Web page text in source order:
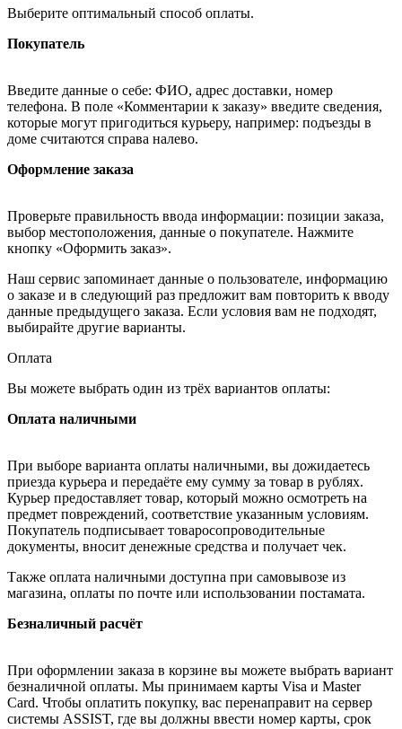
Выберите оптимальный способ оплаты.
Покупатель
Введите данные о себе: ФИО, адрес доставки, номер
телефона. В поле «Комментарии к заказу» введите сведения,
которые могут пригодиться курьеру, например: подъезды в
доме считаются справа налево.
Оформление заказа
Проверьте правильность ввода информации: позиции заказа,
выбор местоположения, данные о покупателе. Нажмите
кнопку «Оформить заказ».
Наш сервис запоминает данные о пользователе, информацию
о заказе и в следующий раз предложит вам повторить к вводу
данные предыдущего заказа. Если условия вам не подходят,
выбирайте другие варианты.
Оплата
Вы можете выбрать один из трёх вариантов оплаты:
Оплата наличными
При выборе варианта оплаты наличными, вы дожидаетесь
приезда курьера и передаёте ему сумму за товар в рублях.
Курьер предоставляет товар, который можно осмотреть на
предмет повреждений, соответствие указанным условиям.
Покупатель подписывает товаросопроводительные
документы, вносит денежные средства и получает чек.
Также оплата наличными доступна при самовывозе из
магазина, оплаты по почте или использовании постамата.
Безналичный расчёт
При оформлении заказа в корзине вы можете выбрать вариант
безналичной оплаты. Мы принимаем карты Visa и Master
Card. Чтобы оплатить покупку, вас перенаправит на сервер
системы ASSIST, где вы должны ввести номер карты, срок